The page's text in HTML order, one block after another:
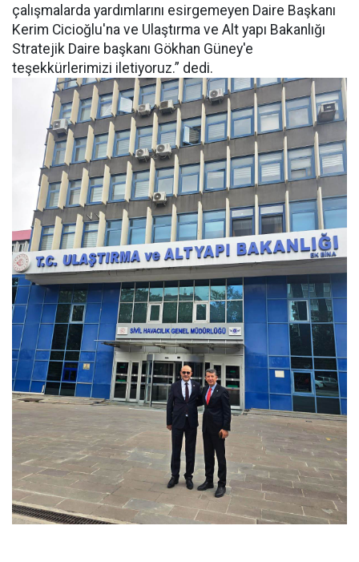
çalışmalarda yardımlarını esirgemeyen Daire Başkanı
Kerim Cicioğlu'na ve Ulaştırma ve Alt yapı Bakanlığı
Stratejik Daire başkanı Gökhan Güney'e
teşekkürlerimizi iletiyoruz.” dedi.